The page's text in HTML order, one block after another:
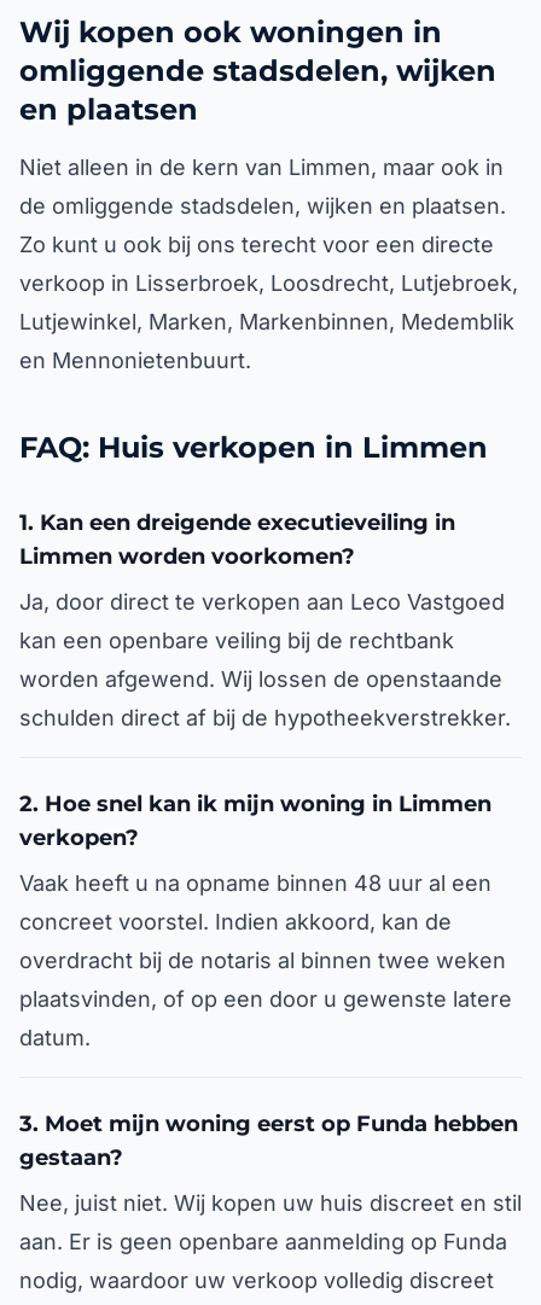
Wij kopen ook woningen in
omliggende stadsdelen, wijken
en plaatsen
Niet alleen in de kern van Limmen, maar ook in
de omliggende stadsdelen, wijken en plaatsen.
Zo kunt u ook bij ons terecht voor een directe
verkoop in Lisserbroek, Loosdrecht, Lutjebroek,
Lutjewinkel, Marken, Markenbinnen, Medemblik
en Mennonietenbuurt.
FAQ: Huis verkopen in Limmen
1. Kan een dreigende executieveiling in
Limmen worden voorkomen?
Ja, door direct te verkopen aan Leco Vastgoed
kan een openbare veiling bij de rechtbank
worden afgewend. Wij lossen de openstaande
schulden direct af bij de hypotheekverstrekker.
2. Hoe snel kan ik mijn woning in Limmen
verkopen?
Vaak heeft u na opname binnen 48 uur al een
concreet voorstel. Indien akkoord, kan de
overdracht bij de notaris al binnen twee weken
plaatsvinden, of op een door u gewenste latere
datum.
3. Moet mijn woning eerst op Funda hebben
gestaan?
Nee, juist niet. Wij kopen uw huis discreet en stil
aan. Er is geen openbare aanmelding op Funda
nodig, waardoor uw verkoop volledig discreet